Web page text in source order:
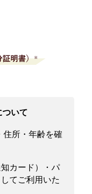
いて
住所・年齢を確
カード）・パ
てご利用いた